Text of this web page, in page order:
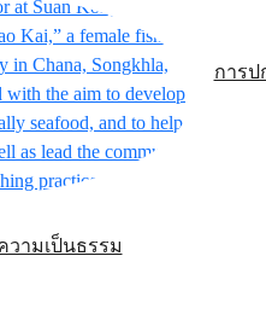
ามเป็นธรรม
การป